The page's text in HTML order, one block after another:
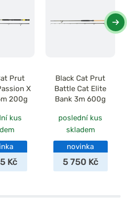
Prut
X
200g
kus
Kč
Black Cat Prut
Battle Cat Elite
Bank 3m 600g
poslední kus
skladem
novinka
5 750 Kč